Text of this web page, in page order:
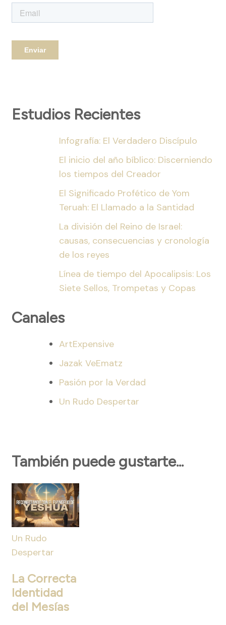
Estudios Recientes
Infografía: El Verdadero Discípulo
El inicio del año bíblico: Discerniendo
los tiempos del Creador
El Significado Profético de Yom
Teruah: El Llamado a la Santidad
La división del Reino de Israel:
causas, consecuencias y cronología
de los reyes
Línea de tiempo del Apocalipsis: Los
Siete Sellos, Trompetas y Copas
Canales
ArtExpensive
Jazak VeEmatz
Pasión por la Verdad
Un Rudo Despertar
También puede gustarte...
Un Rudo
Despertar
La Correcta
Identidad
del Mesías